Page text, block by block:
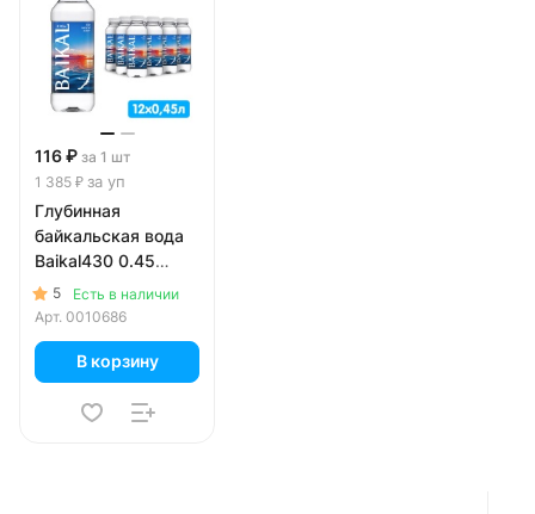
116 ₽ за 1 шт
1 385 ₽ за уп
Глубинная
байкальская вода
Baikal430 0.45
литра, без газа,
пэт, 12 шт. в уп.
5
Есть в наличии
Арт. 0010686
В корзину